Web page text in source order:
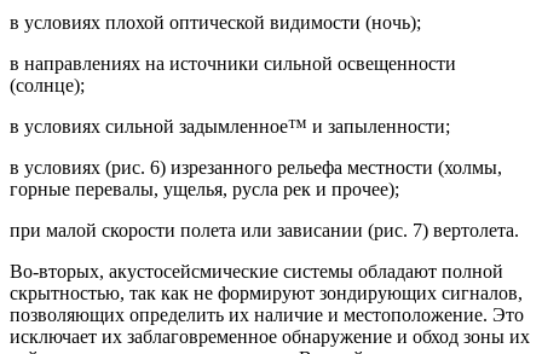
в условиях плохой оптической видимости (ночь);
в направлениях на источники сильной освещенности
(солнце);
в условиях сильной задымленное™ и запыленности;
в условиях (рис. 6) изрезанного рельефа местности (холмы,
горные перевалы, ущелья, русла рек и прочее);
при малой скорости полета или зависании (рис. 7) вертолета.
Во-вторых, акустосейсмические системы обладают полной
скрытностью, так как не формируют зондирующих сигналов,
позволяющих определить их наличие и местоположение. Это
исключает их заблаговременное обнаружение и обход зоны их